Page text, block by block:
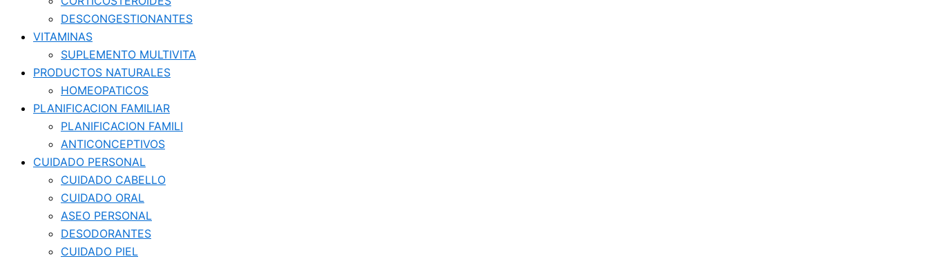
DESCONGESTIONANTES
VITAMINAS
SUPLEMENTO MULTIVITA
PRODUCTOS NATURALES
HOMEOPATICOS
PLANIFICACION FAMILIAR
PLANIFICACION FAMILI
ANTICONCEPTIVOS
CUIDADO PERSONAL
CUIDADO CABELLO
CUIDADO ORAL
ASEO PERSONAL
DESODORANTES
CUIDADO PIEL